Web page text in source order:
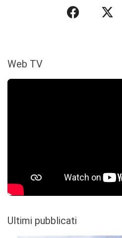
Web TV
Ultimi pubblicati